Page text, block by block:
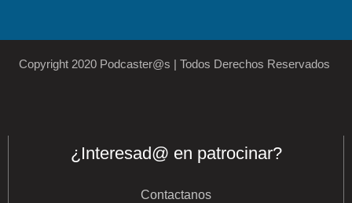
Copyright 2020 Podcaster@s | Todos Derechos Reservados
¿Interesad@ en patrocinar?
Contactanos